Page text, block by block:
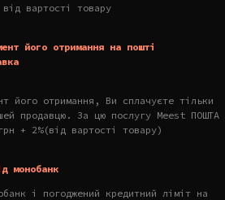
вартості товару
його отримання на пошті
його отримання, Ви сплачуєте тільки
продавцю. За цю послугу Meest ПОШТА
+ 2%(від вартості товару)
монобанк
і погоджений кредитний ліміт на